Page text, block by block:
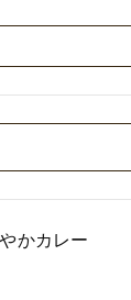
かカレー